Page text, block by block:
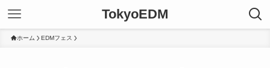
TokyoEDM
ホーム EDMフェス